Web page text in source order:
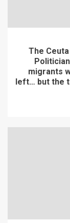
The
migrants
left… but the